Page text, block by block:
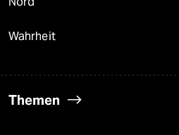
Wahrheit
Themen